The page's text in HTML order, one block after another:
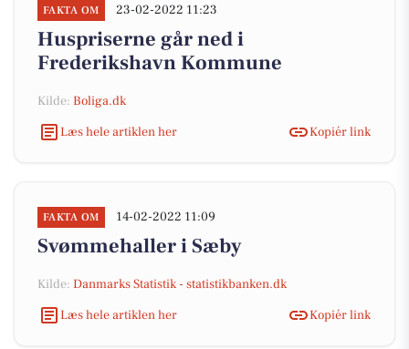
FAKTA OM 23-02-2022 11:23
Huspriserne går ned i
Frederikshavn Kommune
Kilde: Boliga.dk
Læs hele artiklen her
Kopiér link
FAKTA OM 14-02-2022 11:09
Svømmehaller i Sæby
Kilde: Danmarks Statistik - statistikbanken.dk
Læs hele artiklen her
Kopiér link